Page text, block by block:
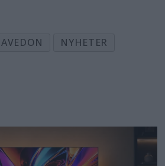
AVEDON
NYHETER